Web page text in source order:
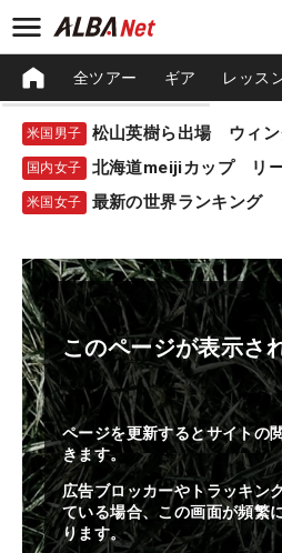
全ツアー ギア レッス
米国男子
国内女子 北海道meijiカップ リ
米国女子 最新の世界ランキング
このページが表示さ
ページを更新するとサイトの
きます。
広告ブロッカーやトラッキン
ている場合、この画面が頻繁
ります。